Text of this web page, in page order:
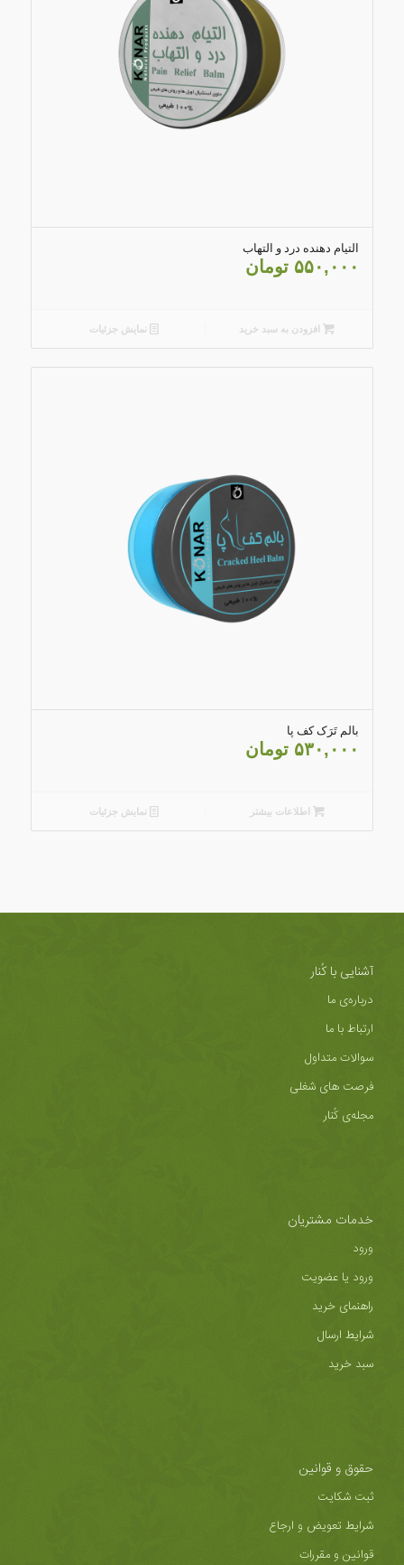
5.00
التیام دهنده درد و التهاب
۵۵۰,۰۰۰ تومان
افزودن به سبد خرید نمایش جزئیات
5.00
بالم تَرَک کف پا
۵۳۰,۰۰۰ تومان
اطلاعات بیشتر نمایش جزئیات
آشنایی با کُنار
درباره‌ی ما
ارتباط با ما
سوالات متداول
فرصت های شغلی
مجله‌ی کُنار
خدمات مشتریان
ورود
ورود یا عضویت
راهنمای خرید
شرایط ارسال
سبد خرید
حقوق و قوانین
ثبت شکایت
شرایط تعویض و ارجاع
قوانین و مقررات